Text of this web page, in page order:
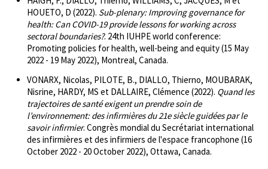
HOUETO, D (2022). Sub-plenary: Improving governance for
health: Can COVID-19 provide lessons for working across
sectoral boundaries?. 24th IUHPE world conference:
Promoting policies for health, well-being and equity (15 May
2022 - 19 May 2022), Montreal, Canada.
VONARX, Nicolas, PILOTE, B., DIALLO, Thierno, MOUBARAK,
Nisrine, HARDY, MS et DALLAIRE, Clémence (2022). Quand les
trajectoires de santé exigent un prendre soin de
l’environnement: des infirmières du 21e siècle guidées par le
savoir infirmier. Congrès mondial du Secrétariat international
des infirmières et des infirmiers de l'espace francophone (16
October 2022 - 20 October 2022), Ottawa, Canada.